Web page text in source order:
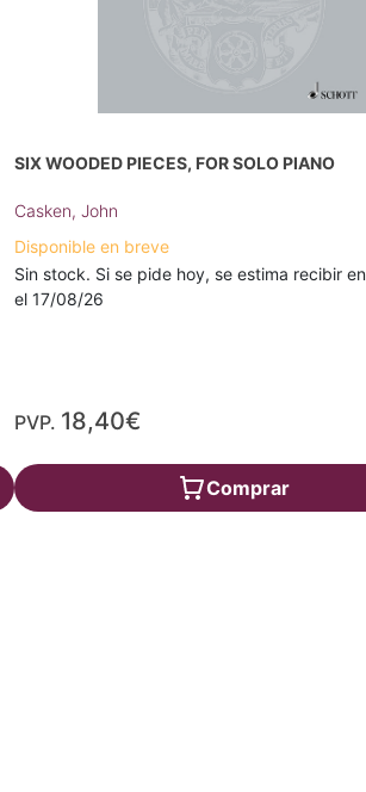
SIX WOODED PIECES, FOR SOLO PIANO
Casken, John
Disponible en breve
Sin stock. Si se pide hoy, se estima recibir
el 17/08/26
PVP. 18,40€
Comprar